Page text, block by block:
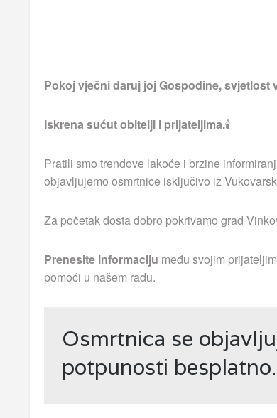
Pokoj vječni daruj joj Gospodine, svjetlost
Iskrena sućut obitelji i prijateljima.🕯
Pratili smo trendove lakoće i brzine
objavljujemo osmrtnice isključivo iz
Za početak dosta dobro pokrivamo grad
Prenesite informaciju među svojim
pomoći u našem radu.
Osmrtnica se
potpunosti besplatno.